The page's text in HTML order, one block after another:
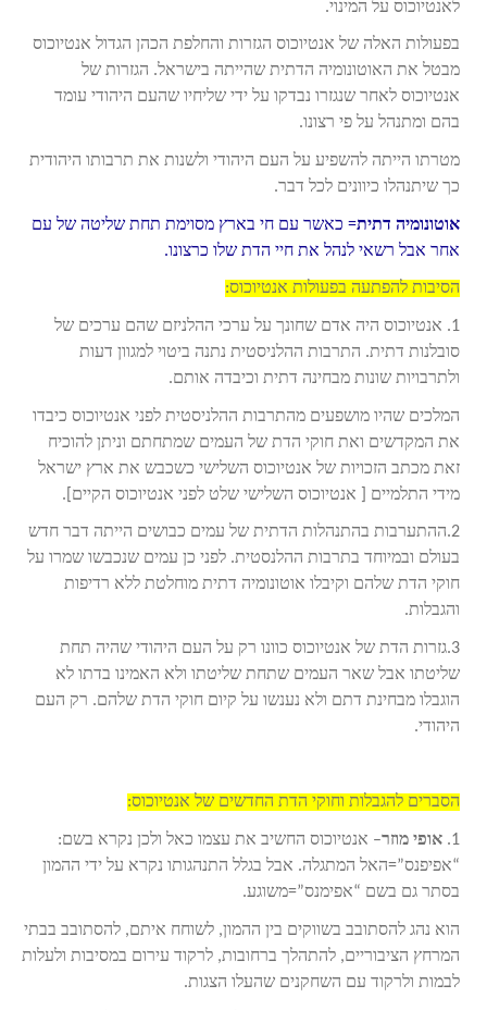
לאנטיוכוס על המינוי.
בפעולות האלה של אנטיוכוס הגזרות והחלפת הכהן הגדול אנטיוכוס
מבטל את האוטונומיה הדתית שהייתה בישראל. הגזרות של
אנטיוכוס לאחר שנגזרו נבדקו על ידי שליחיו שהעם היהודי עומד
בהם ומתנהל על פי רצונו.
מטרתו הייתה להשפיע על העם היהודי ולשנות את תרבותו היהודית
כך שיתנהלו כיוונים לכל דבר.
אוטונומיה דתית= כאשר עם חי בארץ מסוימת תחת שליטה של עם
אחר אבל רשאי לנהל את חיי הדת שלו כרצונו.
הסיבות להפתעה בפעולות אנטיוכוס:
1. אנטיוכוס היה אדם שחונך על ערכי ההלניזם שהם ערכים של
סובלנות דתית. התרבות ההלניסטית נתנה ביטוי למגוון דעות
ולתרבויות שונות מבחינה דתית וכיבדה אותם.
המלכים שהיו מושפעים מהתרבות ההלניסטית לפני אנטיוכוס כיבדו
את המקדשים ואת חוקי הדת של העמים שמתחתם וניתן להוכיח
זאת מכתב הזכויות של אנטיוכוס השלישי כשכבש את ארץ ישראל
מידי התלמיים [ אנטיוכוס השלישי שלט לפני אנטיוכוס הקיים].
2.ההתערבות בהתנהלות הדתית של עמים כבושים הייתה דבר חדש
בעולם ובמיוחד בתרבות ההלנסטית. לפני כן עמים שנכבשו שמרו על
חוקי הדת שלהם וקיבלו אוטונומיה דתית מוחלטת ללא רדיפות
והגבלות.
3.גזרות הדת של אנטיוכוס כוונו רק על העם היהודי שהיה תחת
שליטתו אבל שאר העמים שתחת שליטתו ולא האמינו בדתו לא
הוגבלו מבחינת דתם ולא נענשו על קיום חוקי הדת שלהם. רק העם
היהודי.
הסברים להגבלות וחוקי הדת החדשים של אנטיוכוס:
1. אופי מוזר– אנטיוכוס החשיב את עצמו כאל ולכן נקרא בשם:
“אפיפנס”=האל המתגלה. אבל בגלל התנהגותו נקרא על ידי ההמון
בסתר גם בשם “אפימנס”=משוגע.
הוא נהג להסתובב בשווקים בין ההמון, לשוחח איתם, להסתובב בבתי
המרחץ הציבוריים, להתהלך ברחובות, לרקוד עירום במסיבות ולעלות
לבמות ולרקוד עם השחקנים שהעלו הצגות.